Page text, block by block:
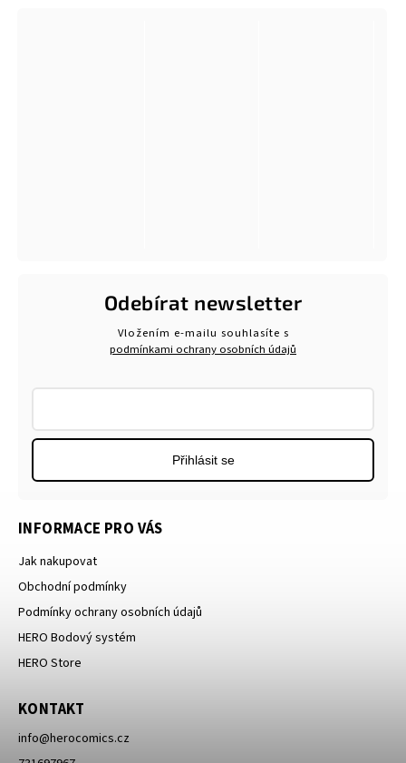
INFORMACE PRO VÁS
Jak nakupovat
Obchodní podmínky
Podmínky ochrany osobních údajů
HERO Bodový systém
HERO Store
KONTAKT
info@herocomics.cz
Odebírat newsletter
Vložením e-mailu souhlasíte s
podmínkami ochrany osobních údajů
Přihlásit se